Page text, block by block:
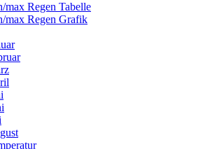
max Regen Tabelle
max Regen Grafik